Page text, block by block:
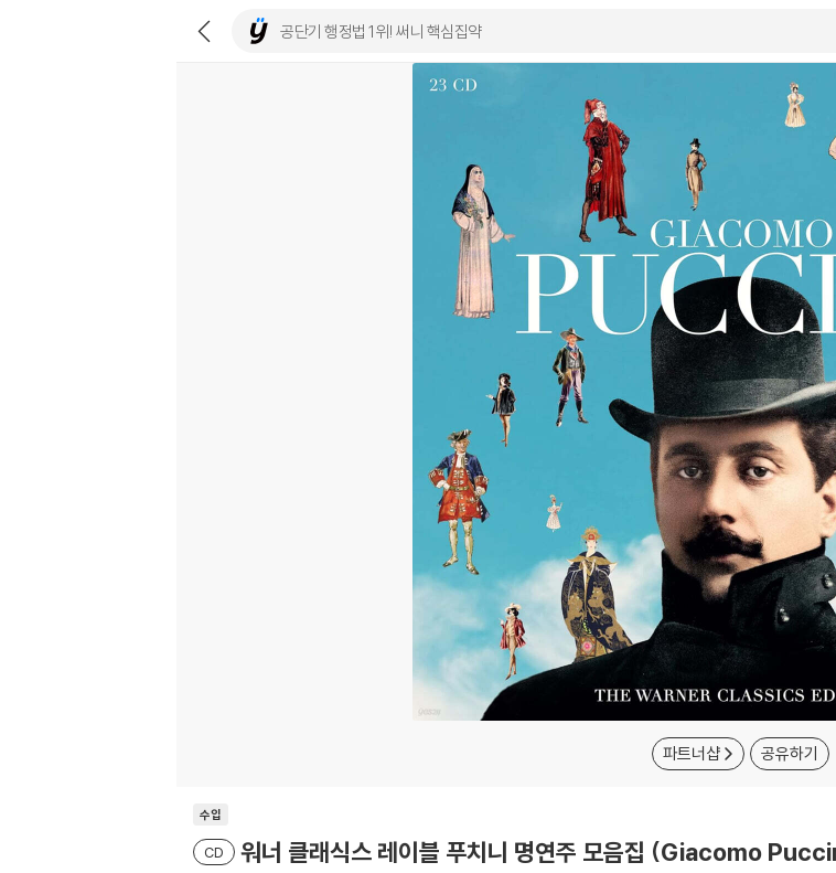
파트너샵 공유하기
수입
CD 워너 클래식스 레이블 푸치니 명연주 모음집 (Giacomo